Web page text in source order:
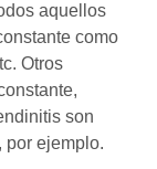
aquellos
como
Otros
son
, por ejemplo.